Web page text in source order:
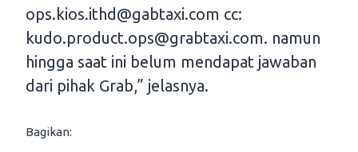
ops.kios.ithd@gabtaxi.com cc:
kudo.product.ops@grabtaxi.com. namun
hingga saat ini belum mendapat jawaban
dari pihak Grab,” jelasnya.
Bagikan: